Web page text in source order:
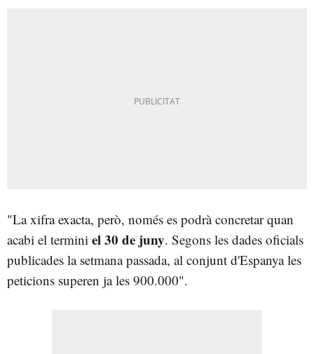
"La xifra exacta, però, només es podrà concretar quan
acabi el termini el 30 de juny. Segons les dades oficials
publicades la setmana passada, al conjunt d'Espanya les
peticions superen ja les 900.000".